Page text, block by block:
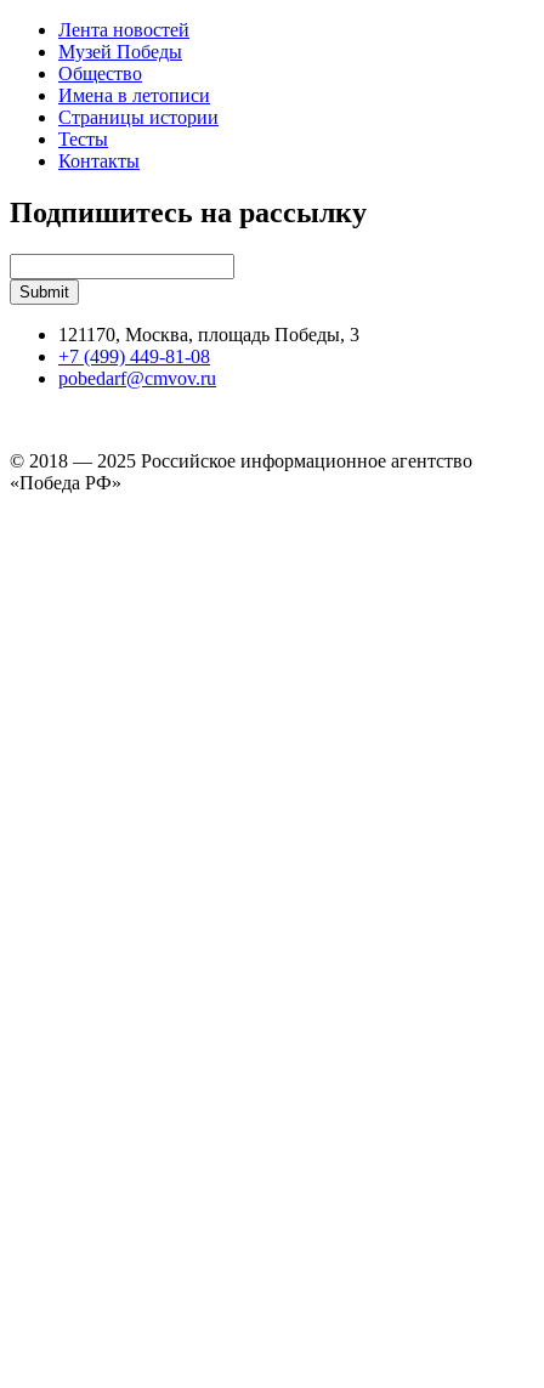
Лента новостей
Музей Победы
Общество
Имена в летописи
Страницы истории
Тесты
Контакты
Подпишитесь на рассылку
121170, Москва, площадь Победы, 3
+7 (499) 449-81-08
pobedarf@cmvov.ru
© 2018 — 2025 Российское информационное агентство
«Победа РФ»